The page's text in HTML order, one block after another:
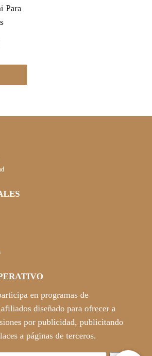
Para
en programas de
diseñado para ofrecer a
por publicidad, publicitando
a páginas de terceros.